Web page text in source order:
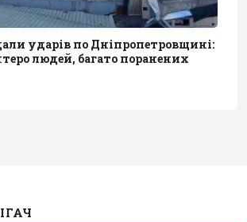
ударів по Дніпропетровщині:
людей, багато поранених